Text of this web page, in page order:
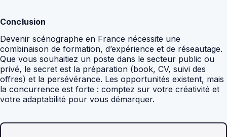
Conclusion
Devenir scénographe en France nécessite une
combinaison de formation, d’expérience et de réseautage.
Que vous souhaitiez un poste dans le secteur public ou
privé, le secret est la préparation (book, CV, suivi des
offres) et la persévérance. Les opportunités existent, mais
la concurrence est forte : comptez sur votre créativité et
votre adaptabilité pour vous démarquer.